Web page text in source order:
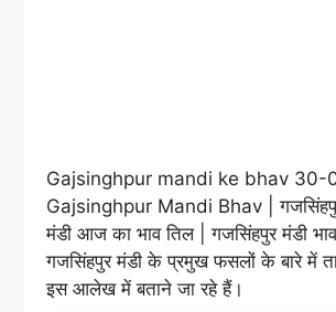
Gajsinghpur mandi ke bhav 30-
Gajsinghpur Mandi Bhav | गजसिंहपुर
मंडी आज का भाव तिल | गजसिंहपुर मंडी
गजसिंहपुर मंडी के प्रमुख फसलों के बारे में
इस आलेख में बताने जा रहे हैं।